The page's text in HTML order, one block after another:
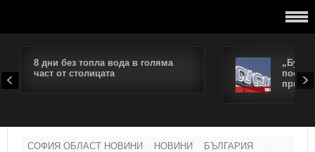
8 дни без топла вода в голяма
част от столицата
СОФИЯ ОБЛАСТ НОВИНИ НОВИНИ
БЪЛГАРИЯ